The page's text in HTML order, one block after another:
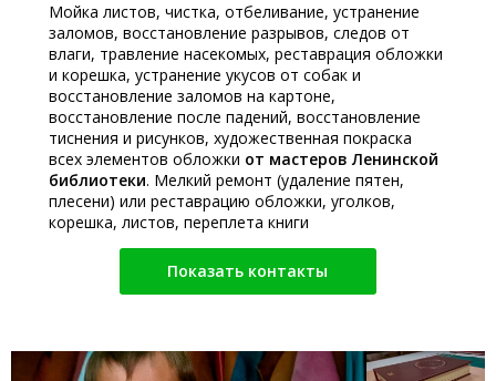
Мойка листов, чистка, отбеливание, устранение
заломов, восстановление разрывов, следов от
влаги, травление насекомых, реставрация обложки
и корешка, устранение укусов от собак и
восстановление заломов на картоне,
восстановление после падений, восстановление
тиснения и рисунков, художественная покраска
всех элементов обложки от мастеров Ленинской
библиотеки. Мелкий ремонт (удаление пятен,
плесени) или реставрацию обложки, уголков,
корешка, листов, переплета книги
Показать контакты